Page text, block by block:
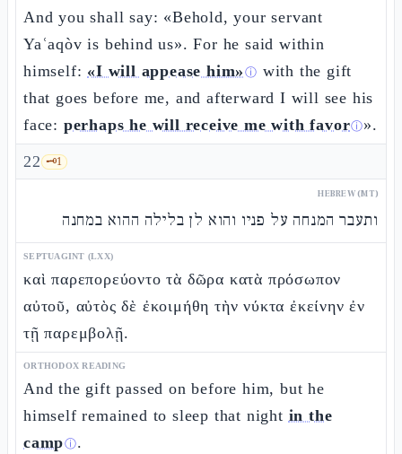
And you shall say: «Behold, your servant
Yaʿaqòv is behind us». For he said within
himself: «I will appease him» ⓘ with the gift
that goes before me, and afterward I will see his
face: perhaps he will receive me with favorⓘ».
22 🗝️1
HEBREW (MT)
ותעבר המנחה על פניו והוא לן בלילה ההוא במחנה
SEPTUAGINT (LXX)
καὶ παρεπορεύοντο τὰ δῶρα κατὰ πρόσωπον
αὐτοῦ, αὐτὸς δὲ ἐκοιμήθη τὴν νύκτα ἐκείνην ἐν
τῇ παρεμβολῇ.
ORTHODOX READING
And the gift passed on before him, but he
himself remained to sleep that night in the
campⓘ.